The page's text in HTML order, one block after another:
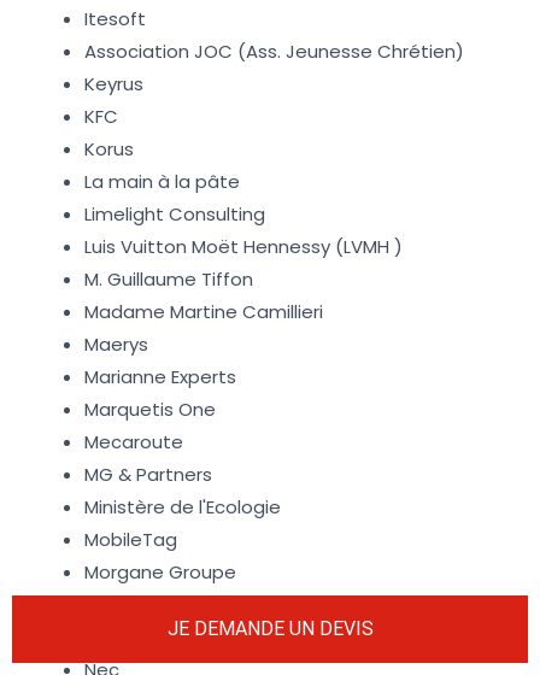
JE DEMANDE UN DEVIS
Itesoft
Association JOC (Ass. Jeunesse Chrétien)
Keyrus
KFC
Korus
La main à la pâte
Limelight Consulting
Luis Vuitton Moët Hennessy (LVMH )
M. Guillaume Tiffon
Madame Martine Camillieri
Maerys
Marianne Experts
Marquetis One
Mecaroute
MG & Partners
Ministère de l'Ecologie
MobileTag
Morgane Groupe
Nec